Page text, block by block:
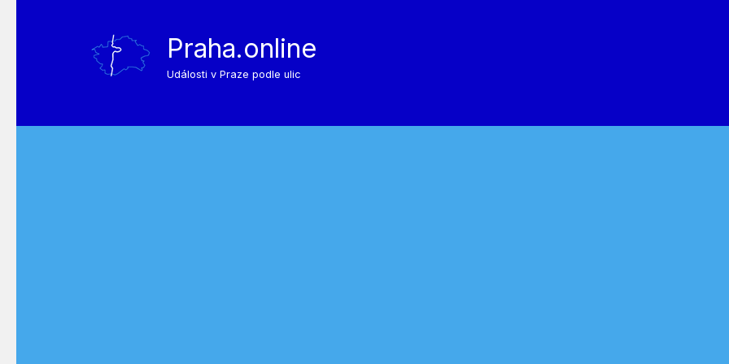
Praha.online
Události v Praze podle ulic